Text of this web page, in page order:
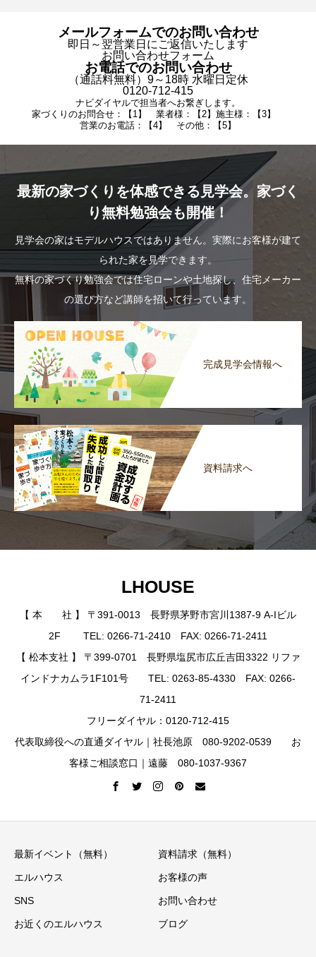
メールフォームでのお問い合わせ
即日～翌営業日にご返信いたします
お問い合わせフォーム
お電話でのお問い合わせ
（通話料無料）9～18時 水曜日定休
0120-712-415
ナビダイヤルで担当者へお繋ぎします。
家づくりのお問合せ：【1】 業者様：【2】施主様：【3】
営業のお電話：【4】 その他：【5】
最新の家づくりを体感できる見学会。家づく
り無料勉強会も開催！
見学会の家はモデルハウスではありません。実際にお客様が建て
られた家を見学できます。
無料の家づくり勉強会では住宅ローンや土地探し、住宅メーカー
の選び方など講師を招いて行っています。
完成見学会情報へ
資料請求へ
LHOUSE
【 本 社 】 〒391-0013 長野県茅野市宮川1387-9 A-Iビル
2F TEL: 0266-71-2410 FAX: 0266-71-2411
【 松本支社 】 〒399-0701 長野県塩尻市広丘吉田3322 リファ
インドナカムラ1F101号 TEL: 0263-85-4330 FAX: 0266-
71-2411
フリーダイヤル：0120-712-415
代表取締役への直通ダイヤル｜社長池原 080-9202-0539 お
客様ご相談窓口｜遠藤 080-1037-9367
最新イベント（無料） 資料請求（無料）
エルハウス お客様の声
SNS お問い合わせ
お近くのエルハウス ブログ